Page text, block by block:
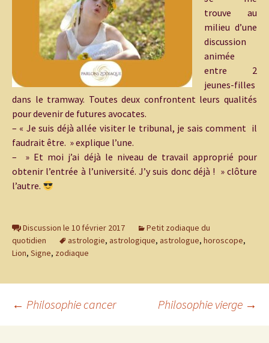
trouve au
milieu d’une
discussion
animée
entre 2
jeunes-filles
dans le tramway. Toutes deux confrontent leurs qualités
pour devenir de futures avocates.
– « Je suis déjà allée visiter le tribunal, je sais comment il
faudrait être. » explique l’une.
– » Et moi j’ai déjà le niveau de travail approprié pour
obtenir l’entrée à l’université. J’y suis donc déjà ! » clôture
l’autre.
Discussion le 10 février 2017
Petit zodiaque du
quotidien
astrologie, astrologique, astrologue, horoscope,
Lion, Signe, zodiaque
Navigation
← Philosophie cancer Philosophie vierge →